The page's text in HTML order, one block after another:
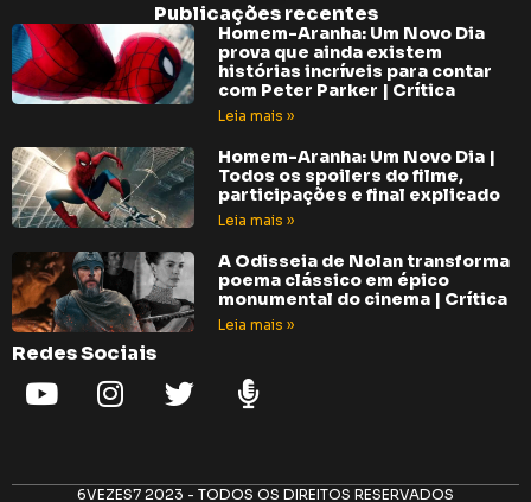
Publicações recentes
Homem-Aranha: Um Novo Dia
prova que ainda existem
histórias incríveis para contar
com Peter Parker | Crítica
Leia mais »
Homem-Aranha: Um Novo Dia |
Todos os spoilers do filme,
participações e final explicado
Leia mais »
A Odisseia de Nolan transforma
poema clássico em épico
monumental do cinema | Crítica
Leia mais »
Redes Sociais
6VEZES7 2023 - TODOS OS DIREITOS RESERVADOS